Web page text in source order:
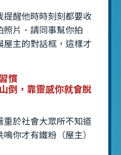
醒他時時刻刻都要收
片．請同事幫你拍
主的對話框，這樣才
慣
倒，靠靈感你就會脫
於社會大眾所不知道
你才有鐵粉（屋主）